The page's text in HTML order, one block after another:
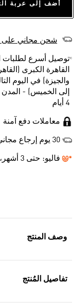
وصف المنتج
تفاصيل المُنتج
أضف إلى عربة
شحن مجاني على
توصيل أسرع لطلبات
القاهرة الكبرى
والجيزة) في اليوم
4 أيام
معاملات دفع آمنة
فاليو: حتى 3 أشهر، 0% فائدة و0% رسوم شراء